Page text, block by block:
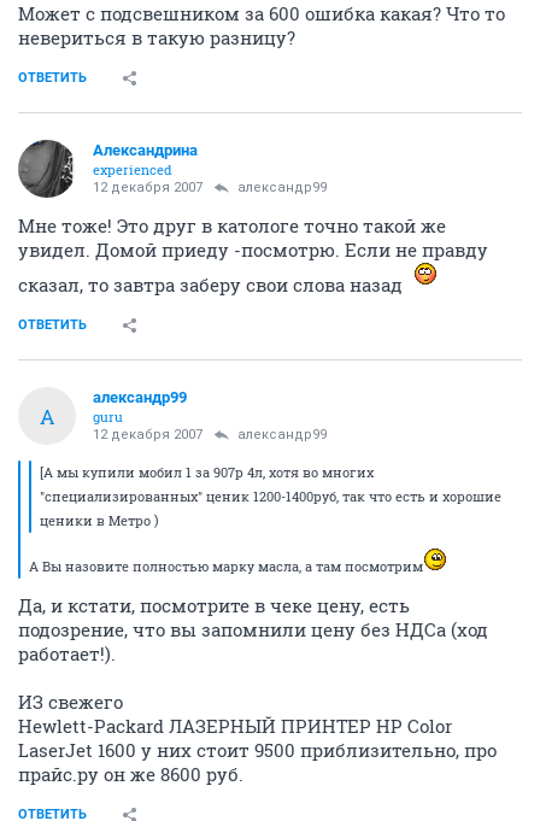
Может с подсвешником за 600 ошибка какая? Что то
невериться в такую разницу?
ОТВЕТИТЬ
Александрина
experienced
12 декабря 2007 александр99
Мне тоже! Это друг в катологе точно такой же
увидел. Домой приеду -посмотрю. Если не правду
сказал, то завтра заберу свои слова назад
ОТВЕТИТЬ
А
александр99
guru
12 декабря 2007 александр99
[А мы купили мобил 1 за 907р 4л, хотя во многих
"специализированных" ценик 1200-1400руб, так что есть и хорошие
ценики в Метро )
А Вы назовите полностью марку масла, а там посмотрим
Да, и кстати, посмотрите в чеке цену, есть
подозрение, что вы запомнили цену без НДСа (ход
работает!).
ИЗ свежего
Hewlett-Packard ЛАЗЕРНЫЙ ПРИНТЕР HP Color
LaserJet 1600 у них стоит 9500 приблизительно, про
прайс.ру он же 8600 руб.
ОТВЕТИТЬ